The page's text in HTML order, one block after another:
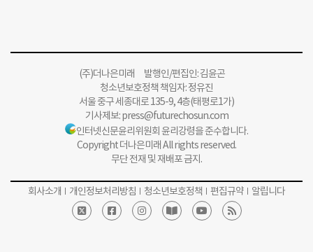
(주)더나은미래 발행인/편집인: 김윤곤
청소년보호정책 책임자: 정유진
서울 중구 세종대로 135-9, 4층(태평로1가)
기사제보:press@futurechosun.com
인터넷신문윤리위원회 윤리강령을 준수합니다.
Copyright 더나은미래 All rights reserved.
무단 전재 및 재배포 금지.
회사소개 개인정보처리방침 청소년보호정책 편집규약 알립니다